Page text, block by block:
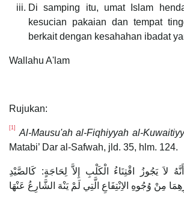
Di samping itu, umat Islam
kesucian pakaian dan tempat
berkait dengan kesahahan ibadat
Wallahu A'lam
Rujukan:
[1] Al-Mausu'ah al-Fiqhiyyah al-
Matabi’ Dar al-Safwah, jld. 35, hlm. 124.
لاَ يَجُوزُ اقْتِنَاءُ الْكَلْبِ إِلاَّ لِحَاجَةٍ: كَالصَّيْدِ